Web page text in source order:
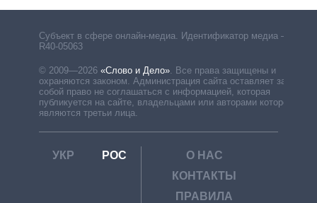
Субъект в сфере онлайн-медиа. Идентификатор медиа –
R40-05063
© 2009—2026 «Слово и Дело». Все права защищены и
охраняются законом. Администрация сайта оставляет за
собой право не соглашаться с информацией, которая
публикуется на сайте, владельцами или авторами которой
являются третьи лица.
УКР РОС
О НАС
КОНТАКТЫ
ПРАВИЛА